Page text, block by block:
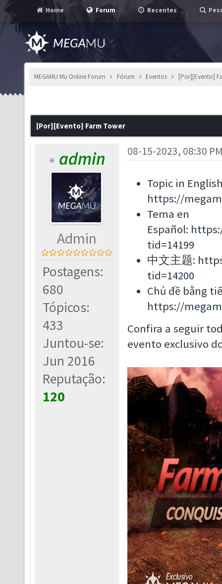
Home Forum Recentes
MEGAMU Mu Online Forum Fórum Eventos [Por][Evento]
[Por][Evento] Farm Tower
admin
Admin
Postagens:
680
Tópicos:
433
Juntou-se:
Jun 2016
Reputação:
120
08-15-2023, 08:30
Topic in
https://
Tema en
Español:
tid=14199
中文主题:
tid=14200
Chủ đề bằng
https://
Confira a seguir
evento exclusivo